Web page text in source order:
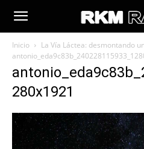
Inicio
La Vía Láctea: desmontando
280x1921